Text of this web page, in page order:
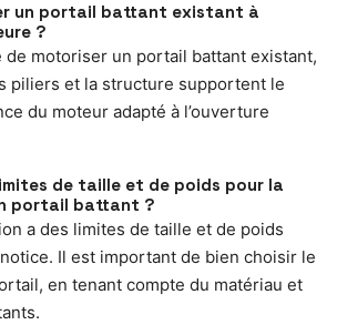
un portail battant existant à
?
de motoriser un portail battant existant,
piliers et la structure supportent le
du moteur adapté à l’ouverture
de taille et de poids pour la
portail battant ?
a des limites de taille et de poids
Il est important de bien choisir le
en tenant compte du matériau et